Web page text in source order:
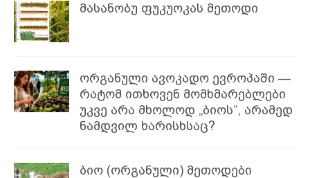
მასანობუ ფუკუოკას მეთოდი
ორგანული ავოკადო ევროპაში —
რატომ ითხოვენ მომხმარებლები
უკვე არა მხოლოდ „ბიოს“, არამედ
ნამდვილ ხარისხსაც?
ბიო (ორგანული) მეთოდები